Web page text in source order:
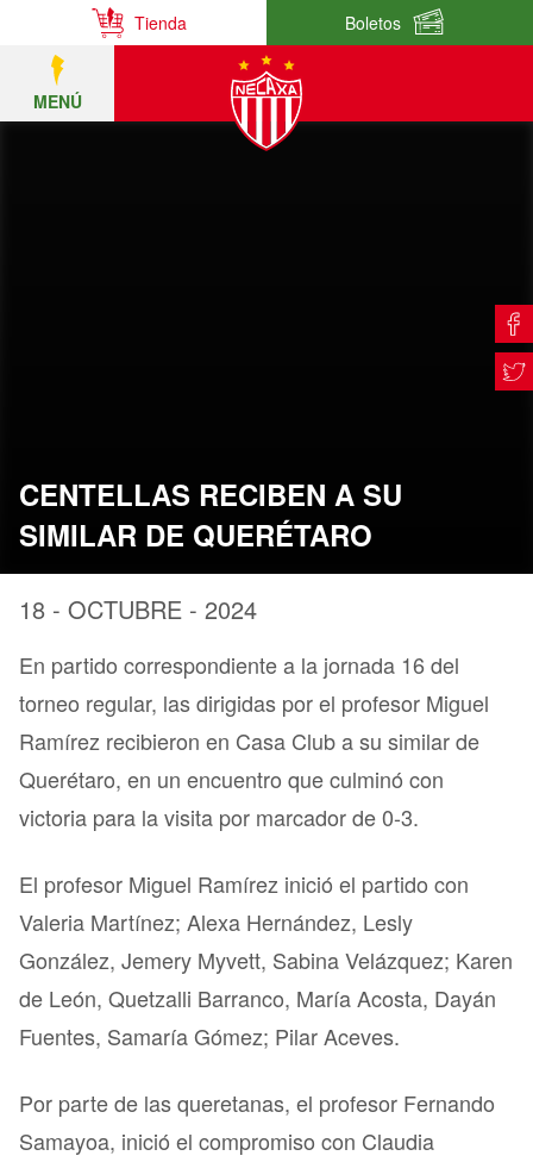
Tienda Boletos
MENÚ
CENTELLAS RECIBEN A SU
SIMILAR DE QUERÉTARO
18 - OCTUBRE - 2024
En partido correspondiente a la jornada 16 del
torneo regular, las dirigidas por el profesor Miguel
Ramírez recibieron en Casa Club a su similar de
Querétaro, en un encuentro que culminó con
victoria para la visita por marcador de 0-3.
El profesor Miguel Ramírez inició el partido con
Valeria Martínez; Alexa Hernández, Lesly
González, Jemery Myvett, Sabina Velázquez; Karen
de León, Quetzalli Barranco, María Acosta, Dayán
Fuentes, Samaría Gómez; Pilar Aceves.
Por parte de las queretanas, el profesor Fernando
Samayoa, inició el compromiso con Claudia